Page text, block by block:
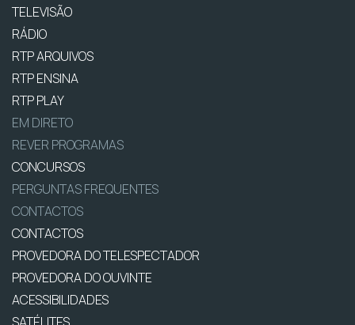
TELEVISÃO
RÁDIO
RTP ARQUIVOS
RTP ENSINA
RTP PLAY
EM DIRETO
REVER PROGRAMAS
CONCURSOS
PERGUNTAS FREQUENTES
CONTACTOS
CONTACTOS
PROVEDORA DO TELESPECTADOR
PROVEDORA DO OUVINTE
ACESSIBILIDADES